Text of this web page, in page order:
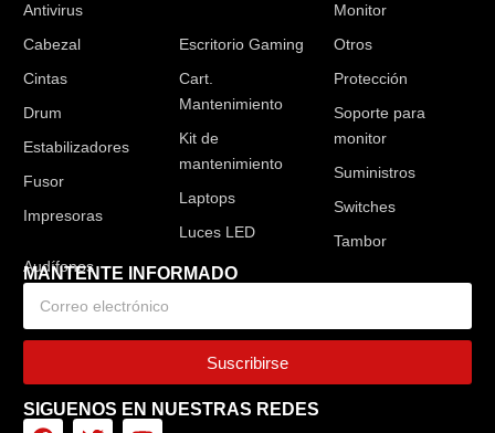
Antivirus
Cabezal
Cintas
Drum
Estabilizadores
Fusor
Impresoras
Escritorio Gaming
Cart.
Mantenimiento
Kit de
mantenimiento
Laptops
Luces LED
Monitor
Otros
Protección
Soporte para
monitor
Suministros
Switches
Tambor
MANTENTE INFORMADO
Suscribirse
SIGUENOS EN NUESTRAS REDES